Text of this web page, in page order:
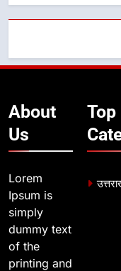
8
About
Us
Lorem
Ipsum is
simply
dummy text
of the
printing and
Top